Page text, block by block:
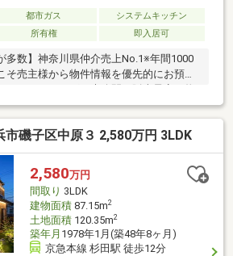
都市ガス
システムキッチン
所有権 即入居可
多数】神奈川県仲介売上No.1※年間1000
売主様から物件情報を優先的にお預か
せいただければ、未公開や販売予定の物
す。【サザビーズブランド】世界80以上
級不動産ブランド「サザビーズ インター
の一員として確かな信頼でお住まい探し
充実のアフターサービス】お引渡し後
つけや優待販売、延長保証など私たちの
す。※日経MJ（2025年10月）第43回サー
市磯子区中原３ 2,580万円 3LDK
2,580万円
間取り 3LDK
建物面積87.15m2
土地面積120.35m2
築年月 1978年1月(築48年8ヶ月)
京急本線 杉田駅 徒歩12分